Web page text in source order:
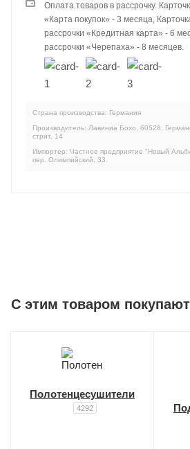
Оплата товаров в рассрочку.
«Карта покупок» - 3 месяца,
рассрочки «Кредитная карта» - 6
рассрочки «Черепаха» - 8 месяцев.
Страна производства: Германия
Производитель: Лавиниа Бохо, 60528,
стрит, 14
Импортер: Частное предприятие "Новый
пер. Олимпийский, 33.
C этим товаром покупают
Полотенцесушители
4292